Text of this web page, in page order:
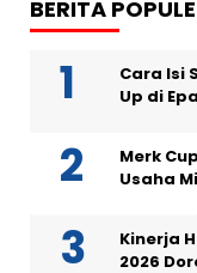
BERITA
Cara Isi
Up di
Merk
Usaha
Kinerja
2026